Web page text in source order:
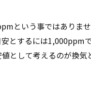
という事ではありませ
とするには1,000ppm
として考えるのが換気